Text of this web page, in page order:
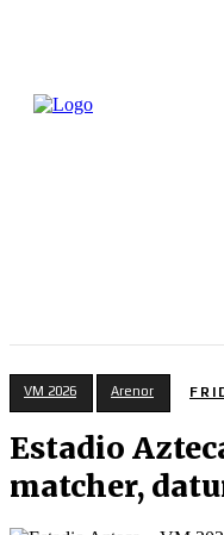
VM 2026 Arenor
Estadio
matcher,